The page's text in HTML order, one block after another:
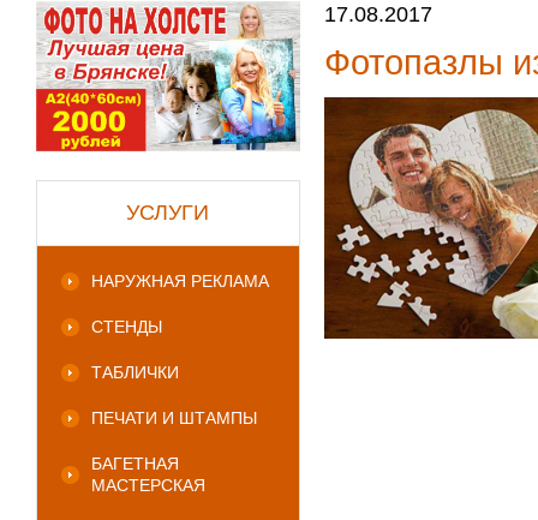
УСЛУГИ
НАРУЖНАЯ РЕКЛАМА
СТЕНДЫ
ТАБЛИЧКИ
ПЕЧАТИ И ШТАМПЫ
БАГЕТНАЯ
МАСТЕРСКАЯ
17.08.2017
Фотопазлы